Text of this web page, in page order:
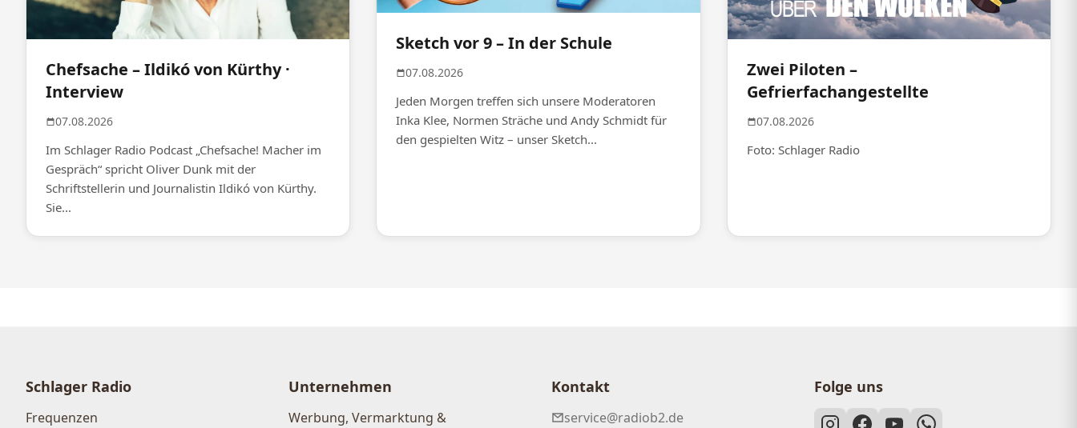
Chefsache – Ildikó von Kürthy ·
Interview
07.08.2026
Im Schlager Radio Podcast „Chefsache! Macher im
Gespräch“ spricht Oliver Dunk mit der
Schriftstellerin und Journalistin Ildikó von Kürthy.
Sie...
Sketch vor 9 – In der Schule
07.08.2026
Jeden Morgen treffen sich unsere Moderatoren
Inka Klee, Normen Sträche und Andy Schmidt für
den gespielten Witz – unser Sketch...
Zwei Piloten –
Gefrierfachangestellte
07.08.2026
Foto: Schlager Radio
Schlager Radio
Frequenzen
Unternehmen
Werbung, Vermarktung &
Kontakt
service@radiob2.de
Folge uns